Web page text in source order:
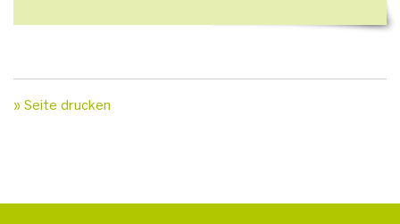
» Seite drucken